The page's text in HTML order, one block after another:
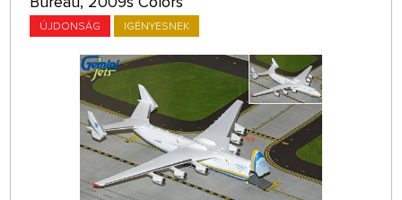
ÚJDONSÁG IGÉNYESNEK